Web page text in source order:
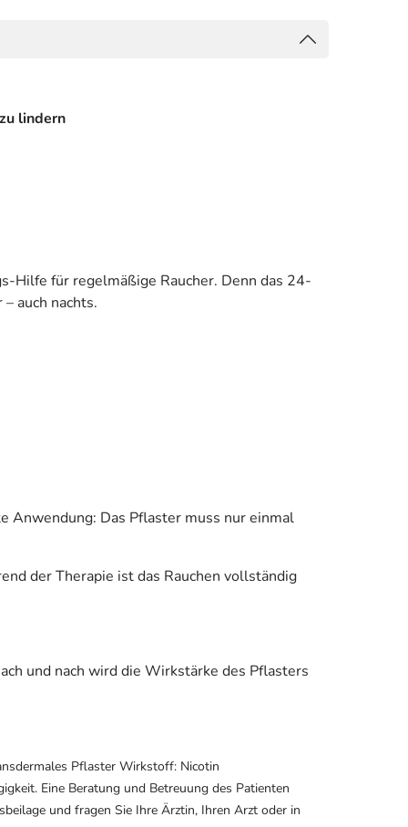
lindern
Hilfe für regelmäßige Raucher. Denn das 24-
auch nachts.
Anwendung: Das Pflaster muss nur einmal
der Therapie ist das Rauchen vollständig
und nach wird die Wirkstärke des Pflasters
Pflaster Wirkstoff: Nicotin
Eine Beratung und Betreuung des Patienten
und fragen Sie Ihre Ärztin, Ihren Arzt oder in